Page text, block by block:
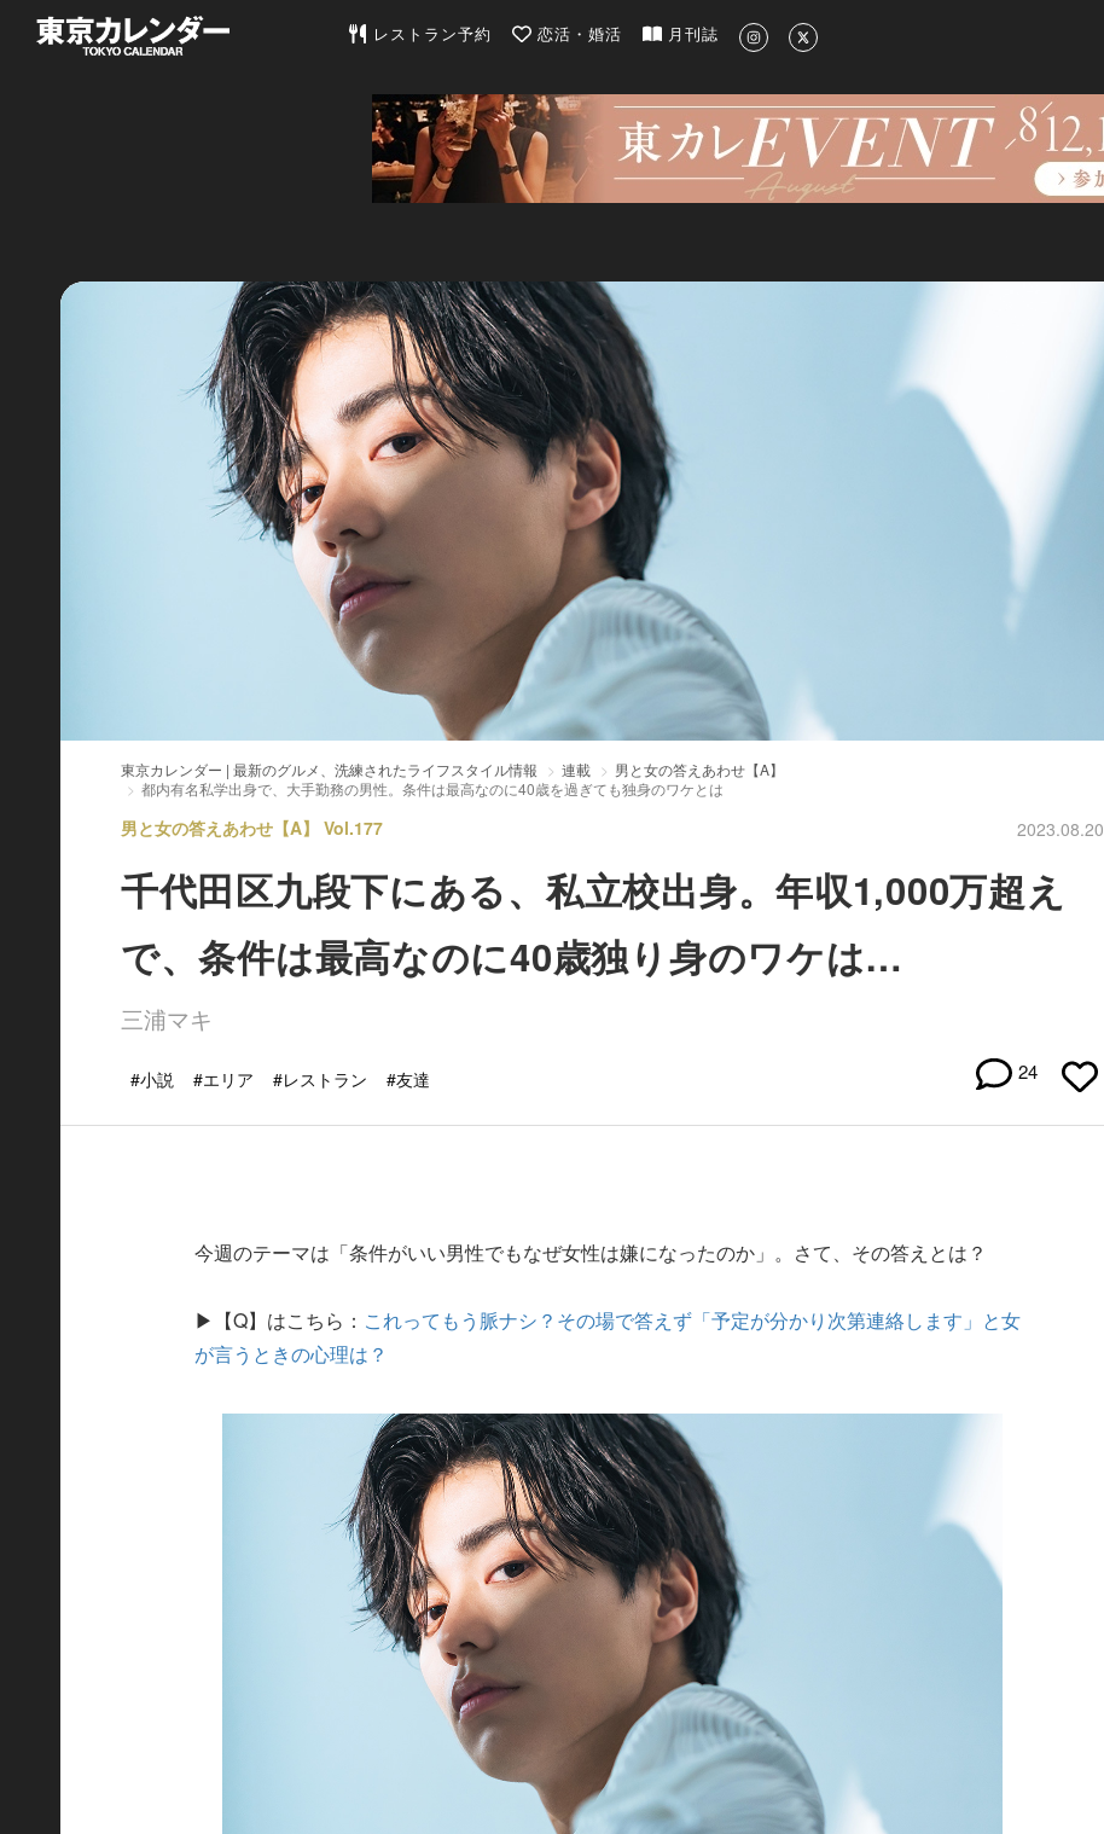
東京カレンダー | 最新のグルメ、洗練されたライフスタイル情報
レストラン予約 恋活・婚活 月刊誌
東京カレンダー | 最新のグルメ、洗練されたライフスタイル情報 連載
男と女の答えあわせ【A】
都内有名私学出身で、大手勤務の男性。条件は最高なのに40歳を過ぎても独身のワケとは
男と女の答えあわせ【A】 Vol.177 2023.08.20
千代田区九段下にある、私立校出身。年収1,000万超え
で、条件は最高なのに40歳独り身のワケは…
三浦マキ
#小説 #エリア #レストラン #友達 24
今週のテーマは「条件がいい男性でもなぜ女性は嫌になったのか」。さて、その答えとは？
▶【Q】はこちら： これってもう脈ナシ？その場で答えず「予定が分かり次第連絡します」と女
が言うときの心理は？